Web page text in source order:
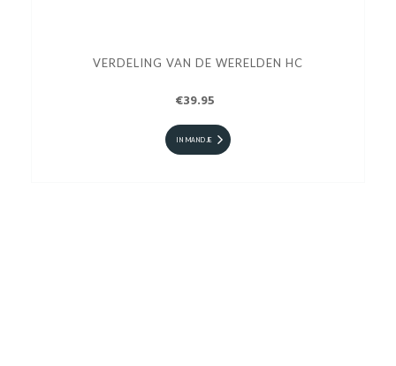
VERDELING VAN DE WERELDEN HC
€39.95
IN MANDJE